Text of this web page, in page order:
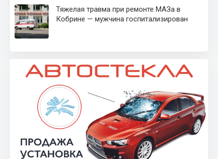
Тяжелая травма при ремонте МАЗа в
Кобрине — мужчина госпитализирован